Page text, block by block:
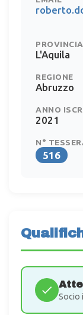
PROVINCIA
L'Aquila
REGIONE
Abruzzo
ANNO
2021
N°
516
Socio